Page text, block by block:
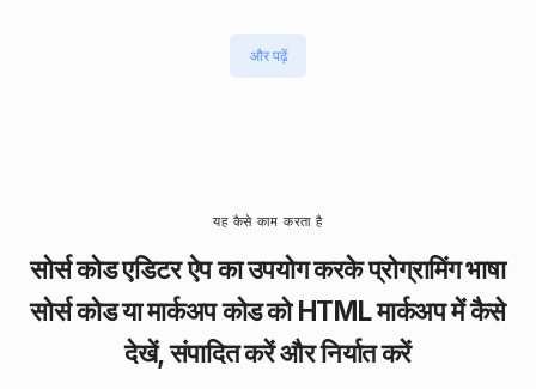
और पढ़ें
यह कैसे काम करता है
सोर्स कोड एडिटर ऐप का उपयोग करके प्रोग्रामिंग भाषा
सोर्स कोड या मार्कअप कोड को HTML मार्कअप में कैसे
देखें, संपादित करें और निर्यात करें